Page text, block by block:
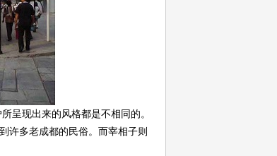
现出来的风格都是不相同的。
许多老成都的民俗。而宰相子则